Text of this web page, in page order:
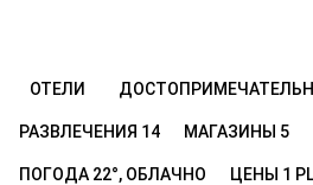
ОТЕЛИ
РАЗВЛЕЧЕНИЯ 14 МАГАЗИНЫ 5
ПОГОДА 22°, ОБЛАЧНО ЦЕНЫ 1